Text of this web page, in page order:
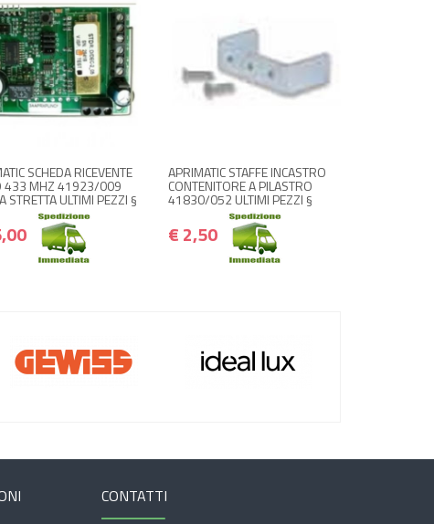
SCHEDA RICEVENTE
433 MHZ 41923/009
STRETTA ULTIMI PEZZI §
+ ACQUISTA
APRIMATIC STAFFE INCASTRO
CONTENITORE A PILASTRO
41830/052 ULTIMI PEZZI §
€ 2,50
+ ACQUISTA
CONTATTI